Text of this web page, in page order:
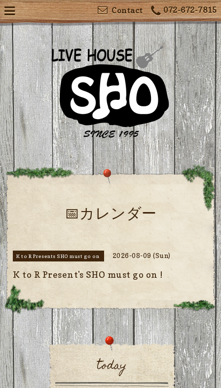
072-672-7815
Contact
📅カレンダー
K to R Presents SHO must go on 2026-08-09 (Sun)
K to R Present's SHO must go on !
today